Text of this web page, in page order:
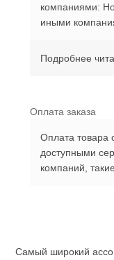
компаниями:
иными
Подробнее
Оплата заказа
Оплата товара
доступными
компаний,
Самый широкий